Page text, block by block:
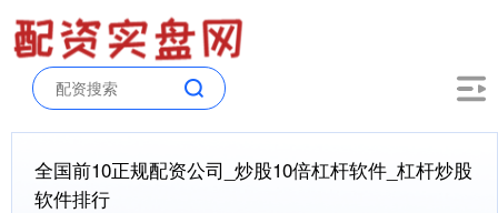
全国前10正规配资公司_炒股10倍杠杆软件_杠杆炒股
软件排行